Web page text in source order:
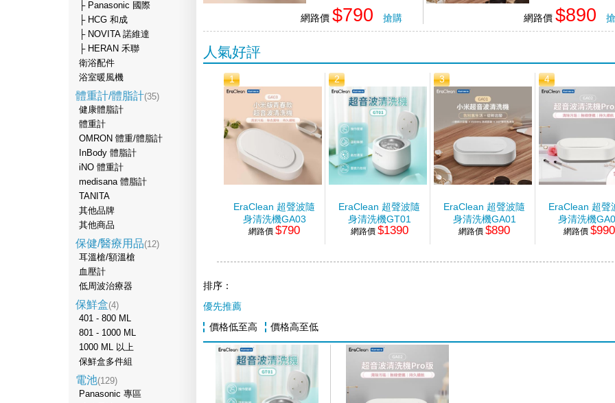
├ Panasonic 國際
├ HCG 和成
├ NOVITA 諾維達
├ HERAN 禾聯
衛浴配件
浴室暖風機
體重計/體脂計(35)
健康體脂計
體重計
OMRON 體重/體脂計
InBody 體脂計
iNO 體重計
medisana 體脂計
TANITA
其他品牌
其他商品
保健/醫療用品(12)
耳溫槍/額溫槍
血壓計
低周波治療器
保鮮盒(4)
401 - 800 ML
801 - 1000 ML
1000 ML 以上
保鮮盒多件組
電池(129)
Panasonic 專區
網路價 $790 搶購 網路價 $890
人氣好評
1
EraClean 超聲波隨
身清洗機GA03
網路價$790
2
EraClean 超聲波隨
身清洗機GT01
網路價 $1390
3
EraClean 超聲波隨
身清洗機GA01
網路價$890
4
EraClean 超聲
身清洗機
網路價$990
排序：
優先推薦
價格低至高
價格高至低